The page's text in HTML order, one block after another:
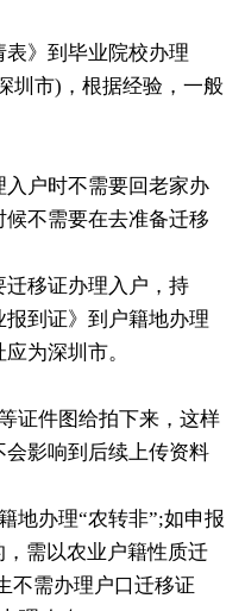
》到毕业院校办理
圳市)，根据经验，一般
入户时不需要回老家办
不需要在去准备迁移
迁移证办理入户，持
报到证》到户籍地办理
为深圳市。
件图给拍下来，这样
影响到后续上传资料
办理“农转非”;如申报
需以农业户籍性质迁
不需办理户口迁移证